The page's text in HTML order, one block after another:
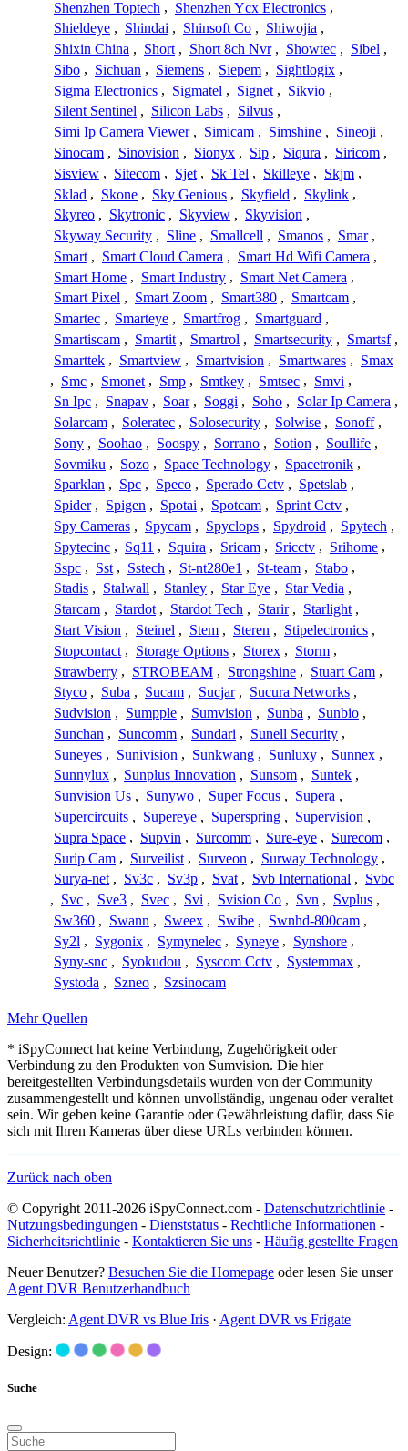
Shenzhen Toptech , Shenzhen Ycx Electronics ,
Shieldeye , Shindai , Shinsoft Co , Shiwojia ,
Shixin China , Short , Short 8ch Nvr , Showtec , Sibel ,
Sibo , Sichuan , Siemens , Siepem , Sightlogix ,
Sigma Electronics , Sigmatel , Signet , Sikvio ,
Silent Sentinel , Silicon Labs , Silvus ,
Simi Ip Camera Viewer , Simicam , Simshine , Sineoji ,
Sinocam , Sinovision , Sionyx , Sip , Siqura , Siricom ,
Sisview , Sitecom , Sjet , Sk Tel , Skilleye , Skjm ,
Sklad , Skone , Sky Genious , Skyfield , Skylink ,
Skyreo , Skytronic , Skyview , Skyvision ,
Skyway Security , Sline , Smallcell , Smanos , Smar ,
Smart , Smart Cloud Camera , Smart Hd Wifi Camera ,
Smart Home , Smart Industry , Smart Net Camera ,
Smart Pixel , Smart Zoom , Smart380 , Smartcam ,
Smartec , Smarteye , Smartfrog , Smartguard ,
Smartiscam , Smartit , Smartrol , Smartsecurity , Smartsf ,
Smarttek , Smartview , Smartvision , Smartwares , Smax
, Smc , Smonet , Smp , Smtkey , Smtsec , Smvi ,
Sn Ipc , Snapav , Soar , Soggi , Soho , Solar Ip Camera ,
Solarcam , Soleratec , Solosecurity , Solwise , Sonoff ,
Sony , Soohao , Soospy , Sorrano , Sotion , Soullife ,
Sovmiku , Sozo , Space Technology , Spacetronik ,
Sparklan , Spc , Speco , Sperado Cctv , Spetslab ,
Spider , Spigen , Spotai , Spotcam , Sprint Cctv ,
Spy Cameras , Spycam , Spyclops , Spydroid , Spytech ,
Spytecinc , Sq11 , Squira , Sricam , Sricctv , Srihome ,
Sspc , Sst , Sstech , St-nt280e1 , St-team , Stabo ,
Stadis , Stalwall , Stanley , Star Eye , Star Vedia ,
Starcam , Stardot , Stardot Tech , Starir , Starlight ,
Start Vision , Steinel , Stem , Steren , Stipelectronics ,
Stopcontact , Storage Options , Storex , Storm ,
Strawberry , STROBEAM , Strongshine , Stuart Cam ,
Styco , Suba , Sucam , Sucjar , Sucura Networks ,
Sudvision , Sumpple , Sumvision , Sunba , Sunbio ,
Sunchan , Suncomm , Sundari , Sunell Security ,
Suneyes , Sunivision , Sunkwang , Sunluxy , Sunnex ,
Sunnylux , Sunplus Innovation , Sunsom , Suntek ,
Sunvision Us , Sunywo , Super Focus , Supera ,
Supercircuits , Supereye , Superspring , Supervision ,
Supra Space , Supvin , Surcomm , Sure-eye , Surecom ,
Surip Cam , Surveilist , Surveon , Surway Technology ,
Surya-net , Sv3c , Sv3p , Svat , Svb International , Svbc
, Svc , Sve3 , Svec , Svi , Svision Co , Svn , Svplus ,
Sw360 , Swann , Sweex , Swibe , Swnhd-800cam ,
Sy2l , Sygonix , Symynelec , Syneye , Synshore ,
Syny-snc , Syokudou , Syscom Cctv , Systemmax ,
Systoda , Szneo , Szsinocam
Mehr Quellen
* iSpyConnect hat keine Verbindung, Zugehörigkeit oder
Verbindung zu den Produkten von Sumvision. Die hier
bereitgestellten Verbindungsdetails wurden von der Community
zusammengestellt und können unvollständig, ungenau oder veraltet
sein. Wir geben keine Garantie oder Gewährleistung dafür, dass Sie
sich mit Ihren Kameras über diese URLs verbinden können.
Zurück nach oben
© Copyright 2011-2026 iSpyConnect.com - Datenschutzrichtlinie -
Nutzungsbedingungen - Dienststatus - Rechtliche Informationen -
Sicherheitsrichtlinie - Kontaktieren Sie uns - Häufig gestellte Fragen
Neuer Benutzer? Besuchen Sie die Homepage oder lesen Sie unser
Agent DVR Benutzerhandbuch
Vergleich: Agent DVR vs Blue Iris · Agent DVR vs Frigate
Design:
Suche